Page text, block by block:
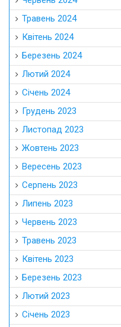
Травень 2024
Квітень 2024
Березень 2024
Лютий 2024
Січень 2024
Грудень 2023
Листопад 2023
Жовтень 2023
Вересень 2023
Серпень 2023
Липень 2023
Червень 2023
Травень 2023
Квітень 2023
Березень 2023
Лютий 2023
Січень 2023